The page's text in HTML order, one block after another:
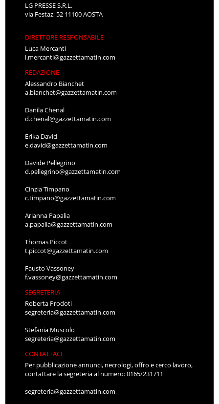
LG PRESSE S.R.L.
via Festaz, 52 11100 AOSTA
DIRETTORE RESPONSABILE
Luca Mercanti
l.mercanti@gazzettamatin.com
REDAZIONE
Alessandro Bianchet
a.bianchet@gazzettamatin.com
Danila Chenal
d.chenal@gazzettamatin.com
Erika David
e.david@gazzettamatin.com
Davide Pellegrino
d.pellegrino@gazzettamatin.com
Cinzia Timpano
c.timpano@gazzettamatin.com
Arianna Papalia
a.papalia@gazzettamatin.com
Thomas Piccot
t.piccot@gazzettamatin.com
Fausto Vassoney
f.vassoney@gazzettamatin.com
SEGRETERIA
Roberta Prodoti
segreteria@gazzettamatin.com
Stefania Muscolo
segreteria@gazzettamatin.com
CONTATTACI
Per pubblicazione annunci, necrologi, offro e cerco lavoro,
contattare la segreteria al numero: 0165/231711
segreteria@gazzettamatin.com